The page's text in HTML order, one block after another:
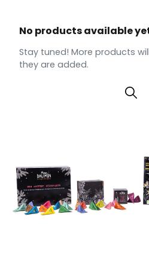
No products available
Stay tuned! More products
they are added.